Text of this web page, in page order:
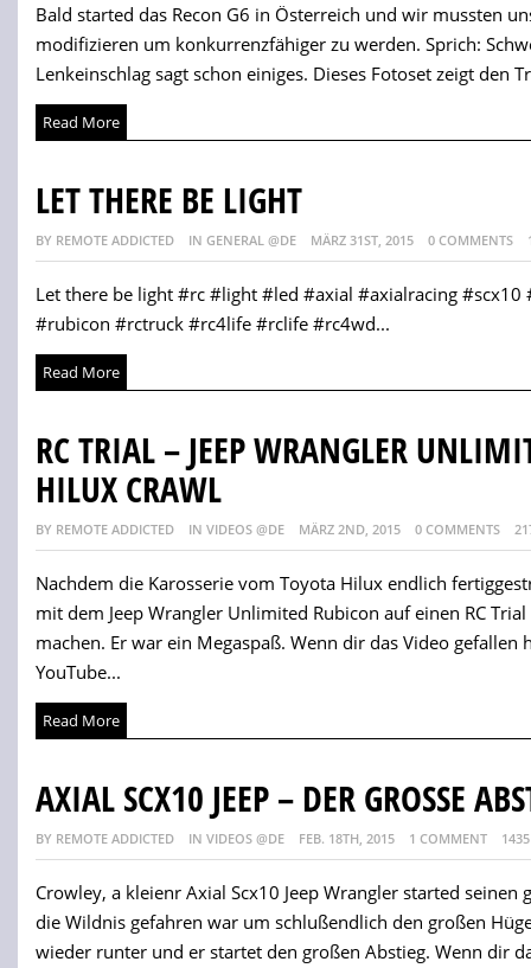
Bald started das Recon G6 in Österreich und wir mussten
modifizieren um konkurrenzfähiger zu werden. Sprich:
Lenkeinschlag sagt schon einiges. Dieses Fotoset zeigt den
Read More
LET THERE BE LIGHT
BY REMOTE ADDICTED IN GENERAL @DE MÄRZ 31ST, 2015 0 COMMENTS
Let there be light #rc #light #led #axial #axialracing
#rubicon #rctruck #rc4life #rclife #rc4wd...
Read More
RC TRIAL – JEEP WRANGLER
HILUX CRAWL
BY REMOTE ADDICTED IN VIDEOS @DE MÄRZ 2ND, 2015 0 COMMENTS
Nachdem die Karosserie vom Toyota Hilux endlich
mit dem Jeep Wrangler Unlimited Rubicon auf einen RC
machen. Er war ein Megaspaß. Wenn dir das Video
YouTube...
Read More
AXIAL SCX10 JEEP – DER GROSSE
BY REMOTE ADDICTED IN VIDEOS @DE FEB. 18TH, 2015 1 COMMENT
Crowley, a kleienr Axial Scx10 Jeep Wrangler started
die Wildnis gefahren war um schlußendlich den großen
wieder runter und er startet den großen Abstieg. Wenn dir